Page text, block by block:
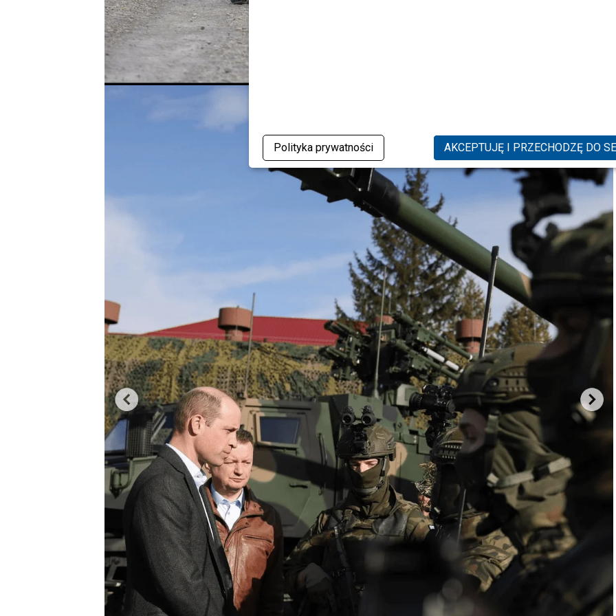
Polityka prywatności AKCEPTUJĘ I PRZECHODZĘ DO